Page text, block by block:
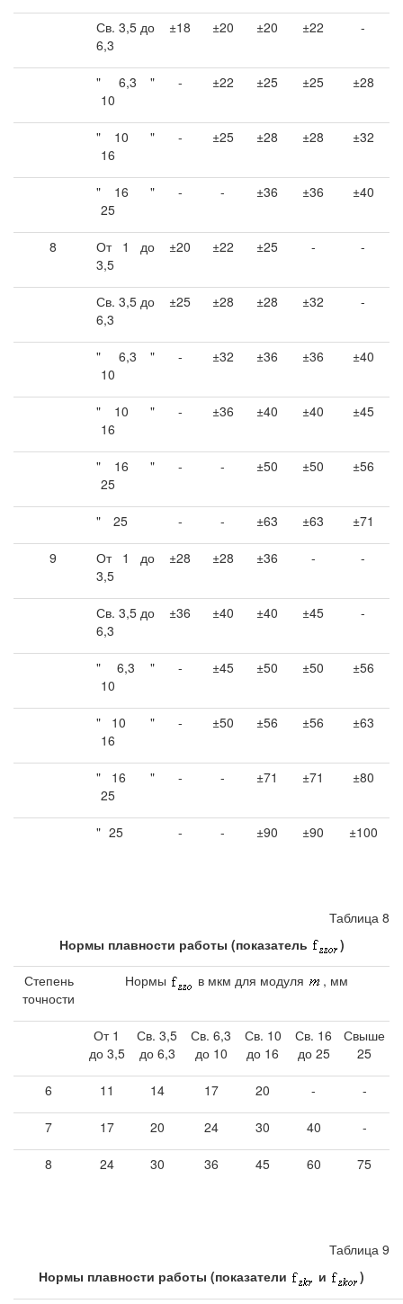
Св. 3,5 до
6,3
±18 ±20 ±20 ±22 -
" 6,3
"
10
- ±22 ±25 ±25 ±28
" 10
"
16
- ±25 ±28 ±28 ±32
" 16
"
25
- - ±36 ±36 ±40
8
От 1 до
3,5
±20 ±22 ±25 - -
Св. 3,5 до
6,3
±25 ±28 ±28 ±32 -
" 6,3
"
10
- ±32 ±36 ±36 ±40
" 10
"
16
- ±36 ±40 ±40 ±45
" 16
"
25
- - ±50 ±50 ±56
" 25 - - ±63 ±63 ±71
9
От 1 до
3,5
±28 ±28 ±36 - -
Св. 3,5 до
6,3
±36 ±40 ±40 ±45 -
" 6,3
"
10
- ±45 ±50 ±50 ±56
" 10
"
16
- ±50 ±56 ±56 ±63
" 16
"
25
- - ±71 ±71 ±80
" 25 - - ±90 ±90 ±100
Таблица 8
Нормы плавности работы (показатель
)
Степень
точности
Нормы в мкм для модуля , мм
От 1
до 3,5
Св. 3,5
до 6,3
Св. 6,3
до 10
Св. 10
до 16
Св. 16
до 25
Свыше
25
6 11 14 17 20 - -
7 17 20 24 30 40 -
8 24 30 36 45 60 75
Таблица 9
Нормы плавности работы (показатели
и )